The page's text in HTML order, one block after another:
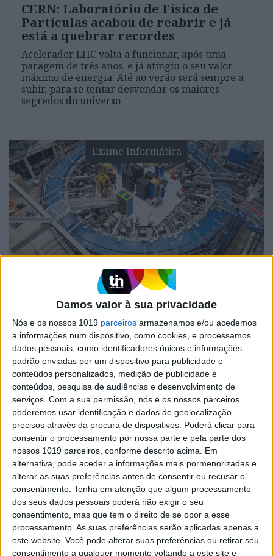
Damos valor à sua privacidade
Nós e os nossos 1019 parceiros armazenamos e/ou acedemos
a informações num dispositivo, como cookies, e processamos
dados pessoais, como identificadores únicos e informações
padrão enviadas por um dispositivo para publicidade e
conteúdos personalizados, medição de publicidade e
conteúdos, pesquisa de audiências e desenvolvimento de
serviços. Com a sua permissão, nós e os nossos parceiros
poderemos usar identificação e dados de geolocalização
precisos através da procura de dispositivos. Poderá clicar para
consentir o processamento por nossa parte e pela parte dos
nossos 1019 parceiros, conforme descrito acima. Em
alternativa, pode aceder a informações mais pormenorizadas e
alterar as suas preferências antes de consentir ou recusar o
consentimento. Tenha em atenção que algum processamento
dos seus dados pessoais poderá não exigir o seu
consentimento, mas que tem o direito de se opor a esse
processamento. As suas preferências serão aplicadas apenas a
este website. Você pode alterar suas preferências ou retirar seu
consentimento a qualquer momento voltando a este site e
CERN: Laboratório de Física de
Partículas acabou de reabrir e já
está a quebrar recordes
Acelerador LHC volta a funcionar, após uma
paragem de três anos, e já atingiu o seu valor
máximo de energia. Até ao verão será sempre a
subir, para se tentar desvendar os maiores
segredos do universo
Exame Informática
EXAME INFORMÁTICA
Para além do Modelo Padrão: novos
dados levam físicos a questionar
teoria que descreve partículas
elementares
Em Ciência nada é definitivo. Nem a teoria que
descreve e classifica as partículas elementares.
Duas experiências, cujos resultados foram agora
divulgados, vieram abanar o entendimento
acerca do Modelo Padrão e da antimatéria
Se7e